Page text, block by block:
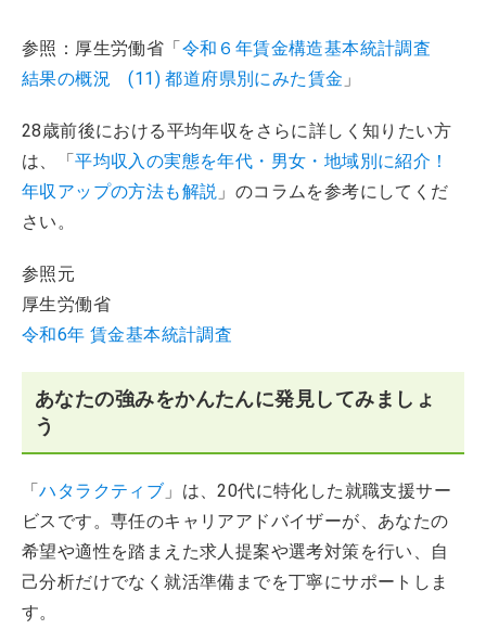
参照：厚生労働省「令和６年賃金構造基本統計調査
結果の概況 (11) 都道府県別にみた賃金 」
28歳前後における平均年収をさらに詳しく知りたい方
は、「平均収入の実態を年代・男女・地域別に紹介！
年収アップの方法も解説 」のコラムを参考にしてくだ
さい。
参照元
厚生労働省
令和6年 賃金基本統計調査
あなたの強みをかんたんに発見してみましょ
う
「ハタラクティブ 」は、20代に特化した就職支援サー
ビスです。専任のキャリアアドバイザーが、あなたの
希望や適性を踏まえた求人提案や選考対策を行い、自
己分析だけでなく就活準備までを丁寧にサポートしま
す。